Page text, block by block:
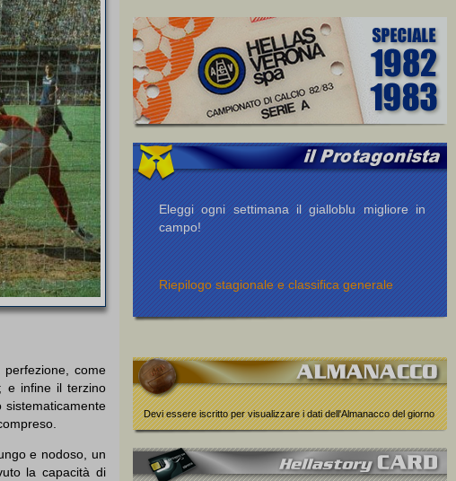
come
e infine il terzino
e nodoso, un
la capacità di
Eleggi ogni settimana il gialloblu migliore in
campo!
Riepilogo stagionale e classifica generale
Devi essere iscritto per visualizzare i dati dell'Almanacco del giorno